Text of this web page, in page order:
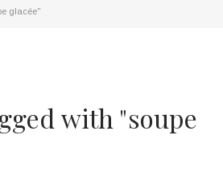
glacée"
with "soupe